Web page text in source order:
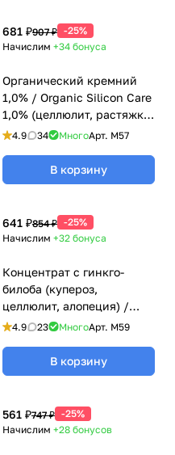
681 ₽907 ₽ -25%
Начислим +34 бонуса
Органический кремний
1,0% / Organic Silicon Care
1,0% (целлюлит, растяжки)
Kosmoteros (Космотерос),
4.9 34 МногоАрт. M57
В корзину
641 ₽854 ₽ -25%
Начислим +32 бонуса
Концентрат с гинкго-
билоба (купероз,
целлюлит, алопеция) /
Ginkgo Biloba Care,
4.9 23 МногоАрт. M59
В корзину
561 ₽747 ₽ -25%
Начислим +28 бонусов